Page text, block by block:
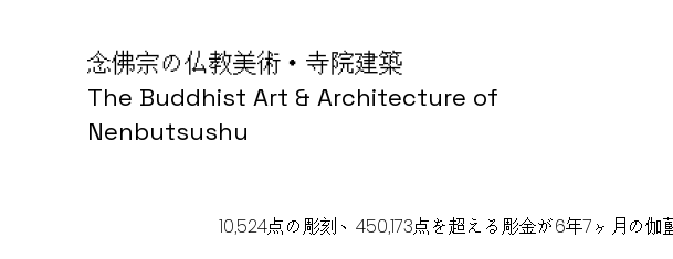
念佛宗の仏教美術・寺院建築
The Buddhist Art & Architecture of
Nenbutsushu
10,524点の彫刻、450,173点を超える彫金が6年7ヶ月の伽